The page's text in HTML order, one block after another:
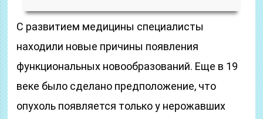
С развитием медицины специалисты
находили новые причины появления
функциональных новообразований. Еще в 19
веке было сделано предположение, что
опухоль появляется только у нерожавших